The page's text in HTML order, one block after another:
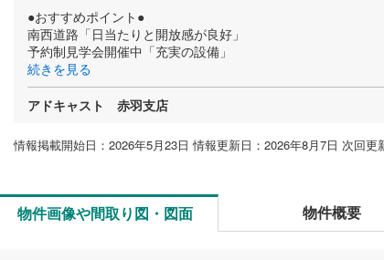
●おすすめポイント●
南西道路「日当たりと開放感が良好」
予約制見学会開催中「充実の設備」
続きを見る
アドキャスト 赤羽支店
情報掲載開始日：2026年5月23日 情報更新日：2026年8月7日 次回更
物件画像や間取り図・図面 物件概要